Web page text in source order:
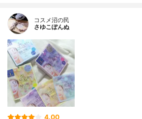
コスメ沼の民
さゆこぽんぬ
4.00